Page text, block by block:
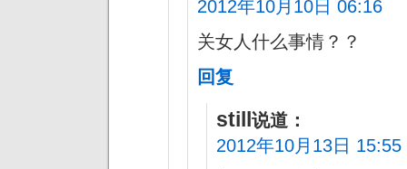
2012年10月10日 06:16
关女人什么事情？？
回复
still 说道：
2012年10月13日 15:55